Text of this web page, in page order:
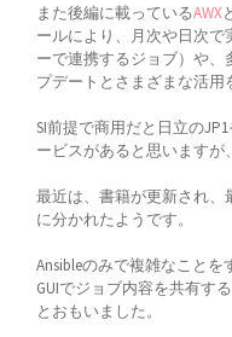
また後編に載っているAWX
ールにより、月次や日次
ーで連携するジョブ）や
プデートとさまざまな活用
SI前提で商用だと日立の
ービスがあると思いますが、
最近は、書籍が更新され、
に分かれたようです。
Ansibleのみで複雑なことを
GUIでジョブ内容を共有す
とおもいました。